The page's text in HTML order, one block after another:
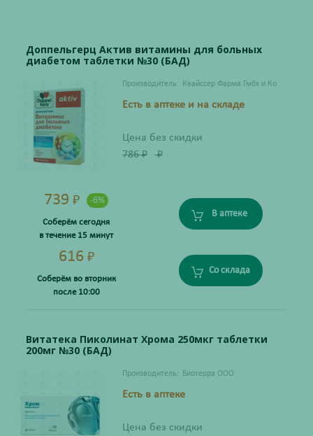
Доппельгерц Актив витамины для больных
диабетом таблетки №30 (БАД)
Производитель: Квайссер Фарма Гмбх и Ко
Есть в аптеке и на складе
Цена без скидки
786₽ ₽
739 ₽ -6%
Соберём сегодня
в течение 15 минут
В аптеке
616 ₽
Соберём во вторник
после 10:00
Со склада
Витатека Пиколинат Хрома 250мкг таблетки
200мг №30 (БАД)
Производитель: Биотерра ООО
Есть в аптеке
Цена без скидки